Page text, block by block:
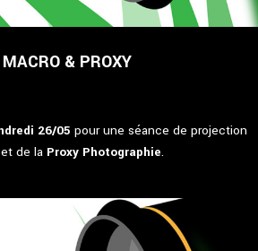
& PROXY
26/05 pour une séance de projection
et de la Proxy Photographie.